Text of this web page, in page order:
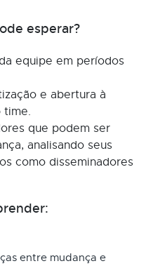
esperar?
equipe em períodos
e abertura à
time.
que podem ser
analisando seus
como disseminadores
entre mudança e